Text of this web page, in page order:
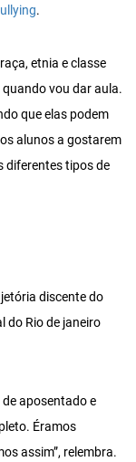
.
etnia e classe
vou dar aula.
que elas podem
alunos a gostarem
diferentes tipos de
discente do
do Rio de janeiro
aposentado e
Éramos
assim”, relembra.